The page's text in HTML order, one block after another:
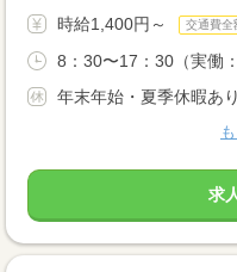
時給1,400円～ 交通費全
8：30〜17：30（実働
年末年始・夏季休暇あ
求